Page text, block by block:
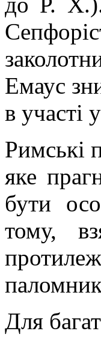
Емаус
в участі
Римські
яке
бути
тому,
Для